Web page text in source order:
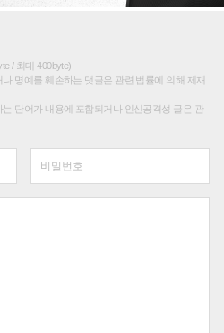
/ 최대 400byte)
명예를 훼손하는 댓글은 관련 법률에 의해 제재
단어가 내용에 포함되거나 인신공격성 글은 관